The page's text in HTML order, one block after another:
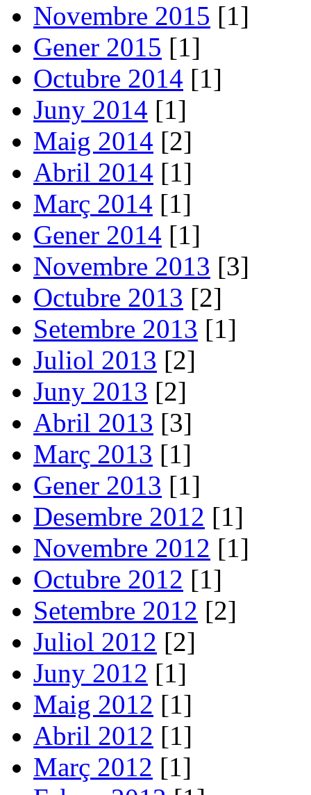
Novembre 2015 [1]
Gener 2015 [1]
Octubre 2014 [1]
Juny 2014 [1]
Maig 2014 [2]
Abril 2014 [1]
Març 2014 [1]
Gener 2014 [1]
Novembre 2013 [3]
Octubre 2013 [2]
Setembre 2013 [1]
Juliol 2013 [2]
Juny 2013 [2]
Abril 2013 [3]
Març 2013 [1]
Gener 2013 [1]
Desembre 2012 [1]
Novembre 2012 [1]
Octubre 2012 [1]
Setembre 2012 [2]
Juliol 2012 [2]
Juny 2012 [1]
Maig 2012 [1]
Abril 2012 [1]
Març 2012 [1]